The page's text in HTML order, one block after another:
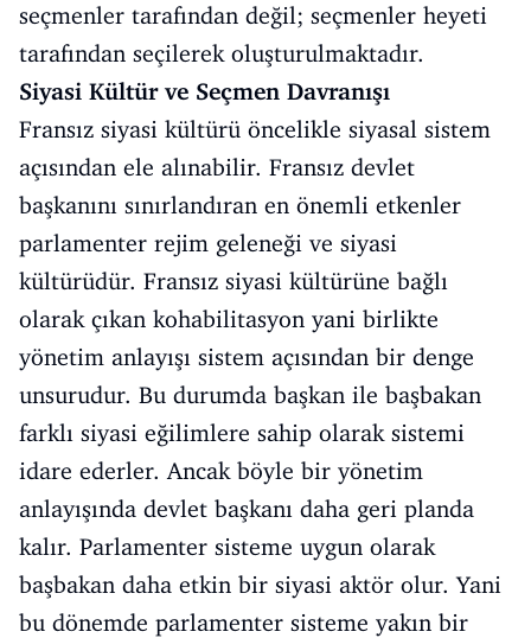
seçmenler tarafından değil; seçmenler heyeti
tarafından seçilerek oluşturulmaktadır.
Siyasi Kültür ve Seçmen Davranışı
Fransız siyasi kültürü öncelikle siyasal sistem
açısından ele alınabilir. Fransız devlet
başkanını sınırlandıran en önemli etkenler
parlamenter rejim geleneği ve siyasi
kültürüdür. Fransız siyasi kültürüne bağlı
olarak çıkan kohabilitasyon yani birlikte
yönetim anlayışı sistem açısından bir denge
unsurudur. Bu durumda başkan ile başbakan
farklı siyasi eğilimlere sahip olarak sistemi
idare ederler. Ancak böyle bir yönetim
anlayışında devlet başkanı daha geri planda
kalır. Parlamenter sisteme uygun olarak
başbakan daha etkin bir siyasi aktör olur. Yani
bu dönemde parlamenter sisteme yakın bir